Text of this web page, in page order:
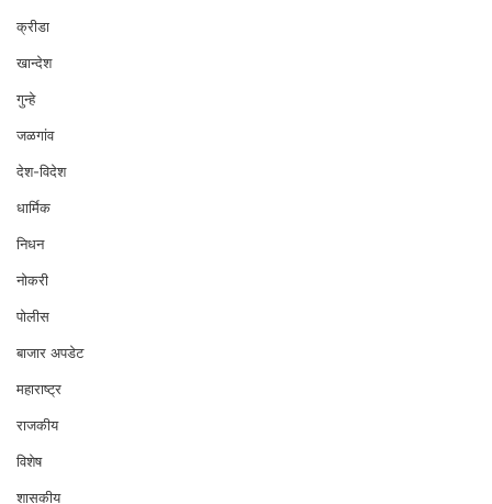
क्रीडा
खान्देश
गुन्हे
जळगांव
देश-विदेश
धार्मिक
निधन
नोकरी
पोलीस
बाजार अपडेट
महाराष्ट्र
राजकीय
विशेष
शासकीय